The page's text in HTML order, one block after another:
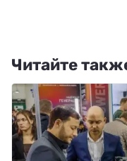
Читайте